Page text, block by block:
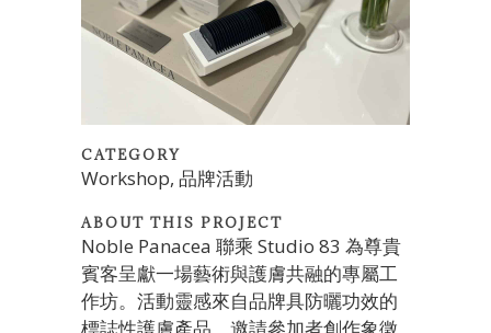
CATEGORY
Workshop, 品牌活動
ABOUT THIS PROJECT
Noble Panacea 聯乘 Studio 83 為尊貴
賓客呈獻一場藝術與護膚共融的專屬工
作坊。活動靈感來自品牌具防曬功效的